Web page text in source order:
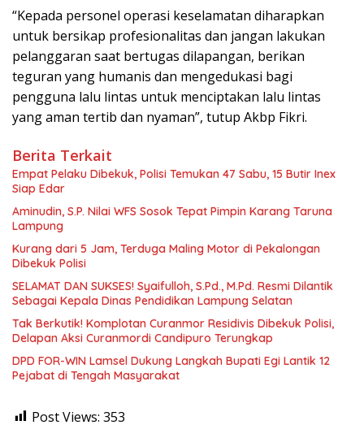
“Kepada personel operasi keselamatan diharapkan
untuk bersikap profesionalitas dan jangan lakukan
pelanggaran saat bertugas dilapangan, berikan
teguran yang humanis dan mengedukasi bagi
pengguna lalu lintas untuk menciptakan lalu lintas
yang aman tertib dan nyaman”, tutup Akbp Fikri.
Berita Terkait
Empat Pelaku Dibekuk, Polisi Temukan 47 Sabu, 15 Butir Inex
Siap Edar
Aminudin, S.P. Nilai WFS Sosok Tepat Pimpin Karang Taruna
Lampung
Kurang dari 5 Jam, Terduga Maling Motor di Pekalongan
Dibekuk Polisi
SELAMAT DAN SUKSES! Syaifulloh, S.Pd., M.Pd. Resmi Dilantik
Sebagai Kepala Dinas Pendidikan Lampung Selatan
Tak Berkutik! Komplotan Curanmor Residivis Dibekuk Polisi,
Delapan Aksi Curanmordi Candipuro Terungkap
DPD FOR-WIN Lamsel Dukung Langkah Bupati Egi Lantik 12
Pejabat di Tengah Masyarakat
Post Views: 353